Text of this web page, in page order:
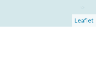
Leaflet